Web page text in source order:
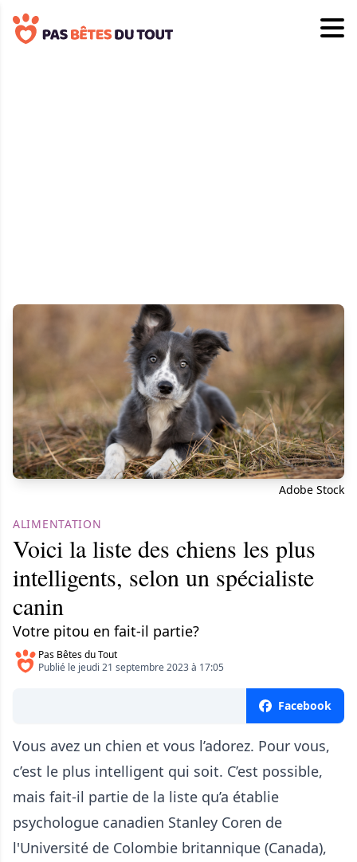
Adobe Stock
ALIMENTATION
Voici la liste des chiens les plus
intelligents, selon un spécialiste
canin
Votre pitou en fait-il partie?
Pas Bêtes du Tout
Publié le jeudi 21 septembre 2023 à 17:05
Facebook
Vous avez un chien et vous l’adorez. Pour vous,
c’est le plus intelligent qui soit. C’est possible,
mais fait-il partie de la liste qu’a établie
psychologue canadien Stanley Coren de
l'Université de Colombie britannique (Canada),